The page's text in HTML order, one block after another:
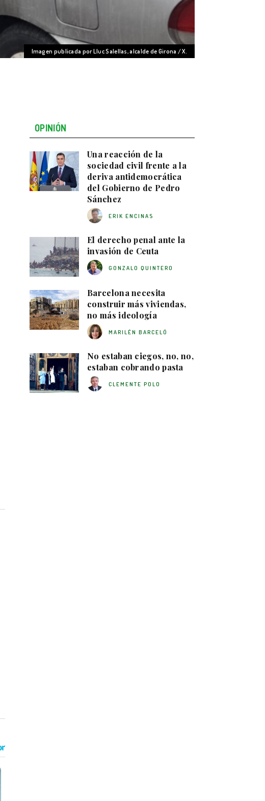
Imagen publicada por Lluc Salellas, alcalde de Girona / X.
OPINIÓN
Una reacción de la
sociedad civil frente a la
deriva antidemocrática
del Gobierno de Pedro
Sánchez
ERIK ENCINAS
El derecho penal ante la
invasión de Ceuta
GONZALO QUINTERO
Barcelona necesita
construir más viviendas,
no más ideología
MARILÉN BARCELÓ
No estaban ciegos, no, no,
estaban cobrando pasta
CLEMENTE POLO